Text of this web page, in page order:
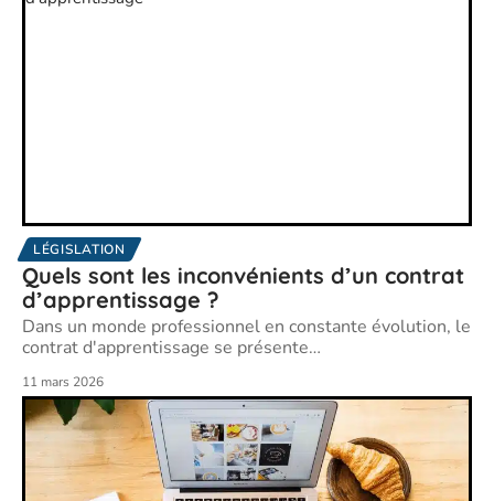
LÉGISLATION
Quels sont les inconvénients d’un contrat
d’apprentissage ?
Dans un monde professionnel en constante évolution, le
contrat d'apprentissage se présente…
11 mars 2026